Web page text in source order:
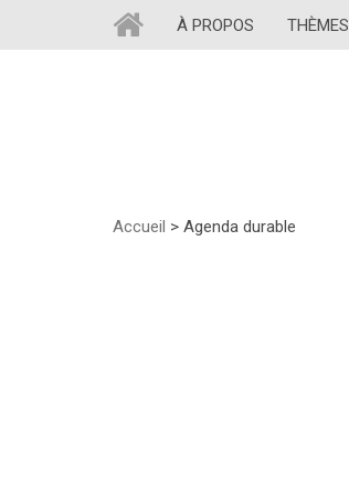
À PROPOS THÈMES
Accueil > Agenda durable